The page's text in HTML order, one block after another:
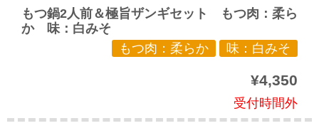
もつ鍋2人前＆極旨ザンギセット もつ肉：柔ら
か 味：白みそ
もつ肉：柔らか
味：白みそ
¥4,350
受付時間外